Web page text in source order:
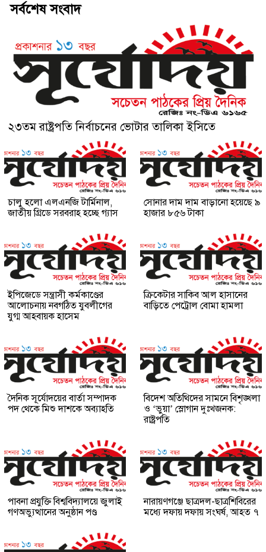
সর্বশেষ সংবাদ
২৩তম রাষ্ট্রপতি নির্বাচনের ভোটার তালিকা ইসিতে
চালু হলো এলএনজি টার্মিনাল,
জাতীয় গ্রিডে সরবরাহ হচ্ছে গ্যাস
সোনার দাম দাম বাড়ানো হয়েছে ৯
হাজার ৮৫৬ টাকা
ইপিজেডে সন্ত্রাসী কর্মকাণ্ডের
আলোচনায় নবগঠিত যুবলীগের
যুগ্ম আহবায়ক হাসেম
ক্রিকেটার সাকিব আল হাসানের
বাড়িতে পেট্রোল বোমা হামলা
দৈনিক সূর্যোদয়ের বার্তা সম্পাদক
পদ থেকে মিশু দাশকে অব্যাহতি
বিদেশ অতিথিদের সামনে বিশৃঙ্খলা
ও ‘ভুয়া’ স্লোগান দুঃখজনক:
রাষ্ট্রপতি
পাবনা প্রযুক্তি বিশ্ববিদ্যালয়ে জুলাই
গণঅভ্যুত্থানের অনুষ্ঠান পণ্ড
নারায়ণগঞ্জে ছাত্রদল-ছাত্রশিবিরের
মধ্যে দফায় দফায় সংঘর্ষ, আহত ৭